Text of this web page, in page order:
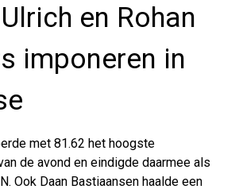
en Rohan
imponeren in
met 81.62 het hoogste
de avond en eindigde daarmee als
Ook Daan Bastiaansen haalde een